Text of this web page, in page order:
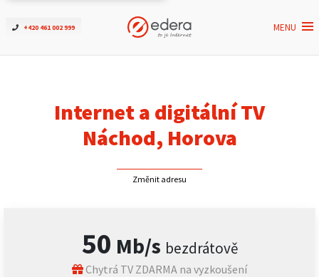
+420 461 002 999 MENU
Ověřit dostupnost
ČEZNET TV
Kontakt
Internet a digitální TV
Náchod, Horova
Změnit adresu
50 Mb/s bezdrátově
Chytrá TV ZDARMA na vyzkoušení